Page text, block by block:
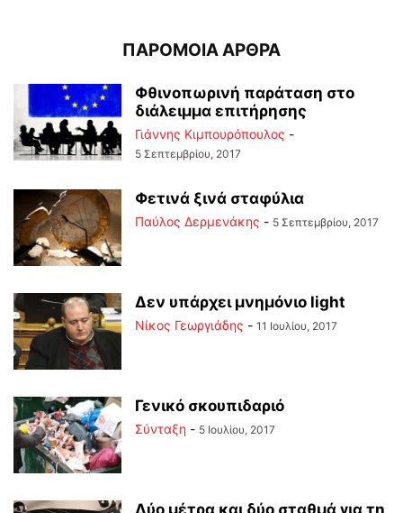
ΠΑΡΟΜΟΙΑ ΑΡΘΡΑ
Φθινοπωρινή παράταση στο
διάλειμμα επιτήρησης
Γιάννης Κιμπουρόπουλος -
5 Σεπτεμβρίου, 2017
Φετινά ξινά σταφύλια
Παύλος Δερμενάκης - 5 Σεπτεμβρίου, 2017
Δεν υπάρχει μνημόνιο light
Νίκος Γεωργιάδης - 11 Ιουλίου, 2017
Γενικό σκουπιδαριό
Σύνταξη - 5 Ιουλίου, 2017
Δύο μέτρα και δύο σταθμά για τη